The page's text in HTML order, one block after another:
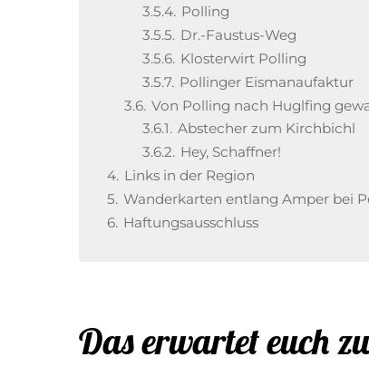
3.5.4. Polling
3.5.5. Dr.-Faustus-Weg
3.5.6. Klosterwirt Polling
3.5.7. Pollinger Eismanaufaktur
3.6. Von Polling nach Huglfing
3.6.1. Abstecher zum Kirchbichl
3.6.2. Hey, Schaffner!
4. Links in der Region
5. Wanderkarten entlang Amper bei
6. Haftungsausschluss
Das erwartet euch